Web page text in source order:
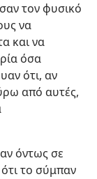
τον φυσικό
να
και να
όσα
ότι, αν
από αυτές,
όντως σε
το σύμπαν